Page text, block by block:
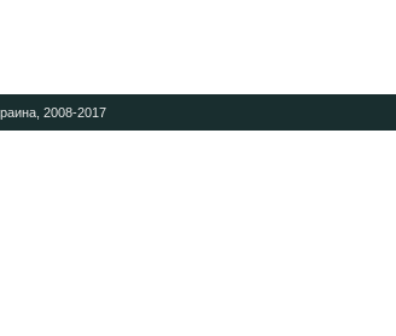
2008-2017